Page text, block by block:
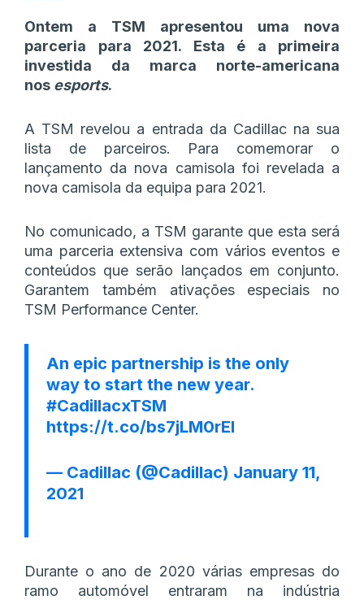
Ontem a TSM apresentou uma nova
parceria para 2021. Esta é a primeira
investida da marca norte-americana
nos esports.
A TSM revelou a entrada da Cadillac na sua
lista de parceiros. Para comemorar o
lançamento da nova camisola foi revelada a
nova camisola da equipa para 2021.
No comunicado, a TSM garante que esta será
uma parceria extensiva com vários eventos e
conteúdos que serão lançados em conjunto.
Garantem também ativações especiais no
TSM Performance Center.
An epic partnership is the only
way to start the new year.
#CadillacxTSM
https://t.co/bs7jLM0rEl
— Cadillac (@Cadillac) January 11,
2021
Durante o ano de 2020 várias empresas do
ramo automóvel entraram na indústria